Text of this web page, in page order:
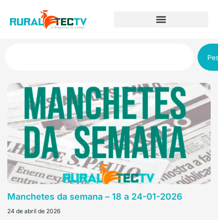
Manchetes da semana – 18 a 24-01-2026
24 de abril de 2026